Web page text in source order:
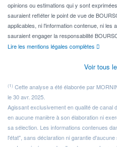
opinions ou estimations qui y sont
sauraient refléter le point de vue de
applicables, ni l'information contenue, ni les
sauraient engager la responsabilité
Lire les mentions légales complètes
Voir tous
(1) Cette analyse a été élaborée par
le 30 avr. 2025.
Agissant exclusivement en qualité de canal
en aucune manière à son élaboration ni
sa sélection. Les informations contenues
l'état", sans déclaration ni garantie